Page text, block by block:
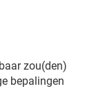
zou(den)
bepalingen